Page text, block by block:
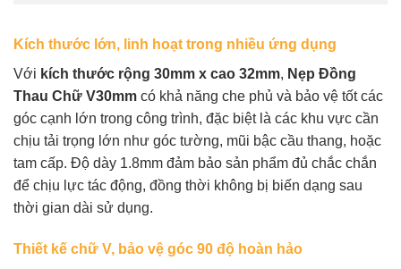
Kích thước lớn, linh hoạt trong nhiều ứng dụng
Với kích thước rộng 30mm x cao 32mm, Nẹp Đồng
Thau Chữ V30mm có khả năng che phủ và bảo vệ tốt các
góc cạnh lớn trong công trình, đặc biệt là các khu vực cần
chịu tải trọng lớn như góc tường, mũi bậc cầu thang, hoặc
tam cấp. Độ dày 1.8mm đảm bảo sản phẩm đủ chắc chắn
để chịu lực tác động, đồng thời không bị biến dạng sau
thời gian dài sử dụng.
Thiết kế chữ V, bảo vệ góc 90 độ hoàn hảo